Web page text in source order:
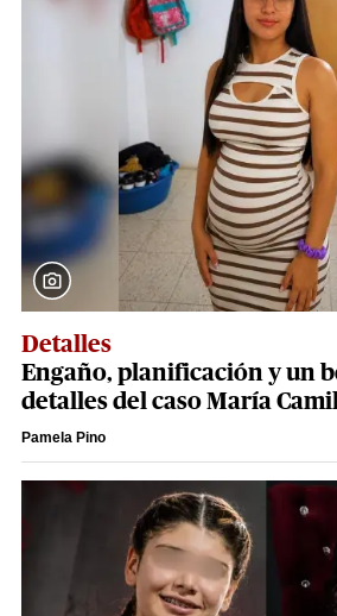
Detalles
Engaño, planificación y un
detalles del caso María
Pamela Pino